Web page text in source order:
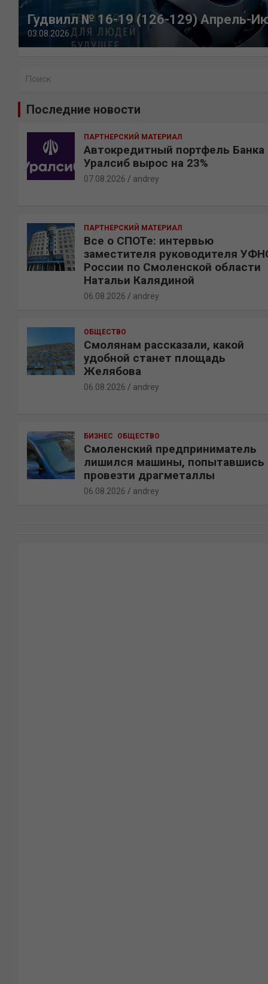
Гудвилл № 16-19 (126-129) Апрель-
03.08.2026
Последние новости
ПАРТНЕРСКИЙ МАТЕРИАЛ
Автокредитный портфель Банка
Уралсиб вырос на 23%
07.08.2026 andrey
ПАРТНЕРСКИЙ МАТЕРИАЛ
Все о СПОТе: интервью
заместителя руководителя
России по Смоленской области
Натальи Калядиной
06.08.2026 andrey
ОБЩЕСТВО
Смолянам рассказали, какой
удобной станет площадь
Желябова
06.08.2026 andrey
БИЗНЕС ОБЩЕСТВО
Смоленский предприниматель
лишился машины, попытавшись
провезти драгметаллы
06.08.2026 andrey